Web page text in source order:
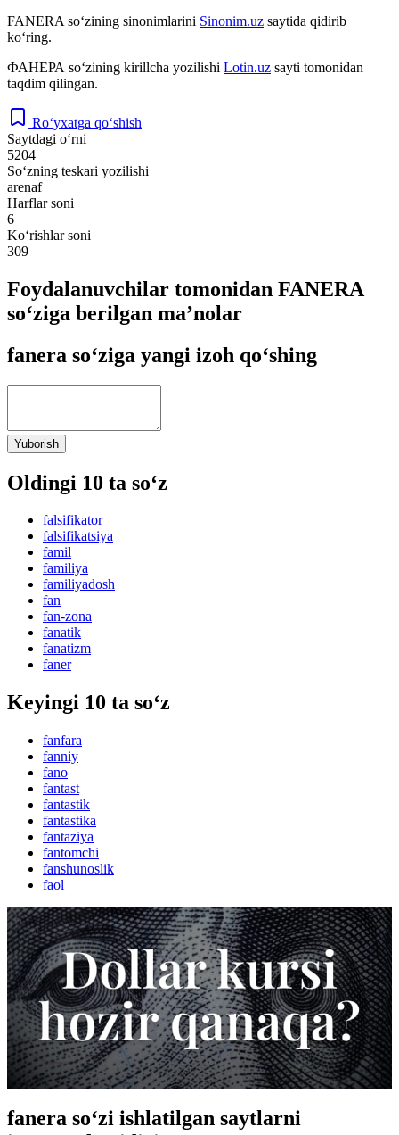
FANERA so‘zining sinonimlarini Sinonim.uz saytida qidirib
ko‘ring.
ФАНЕРА so‘zining kirillcha yozilishi Lotin.uz sayti tomonidan
taqdim qilingan.
Ro‘yxatga qo‘shish
Saytdagi o‘rni
5204
So‘zning teskari yozilishi
arenaf
Harflar soni
6
Ko‘rishlar soni
309
Foydalanuvchilar tomonidan FANERA
so‘ziga berilgan ma’nolar
fanera so‘ziga yangi izoh qo‘shing
Yuborish
Oldingi 10 ta so‘z
falsifikator
falsifikatsiya
famil
familiya
familiyadosh
fan
fan-zona
fanatik
fanatizm
faner
Keyingi 10 ta so‘z
fanfara
fanniy
fano
fantast
fantastik
fantastika
fantaziya
fantomchi
fanshunoslik
faol
fanera so‘zi ishlatilgan saytlarni